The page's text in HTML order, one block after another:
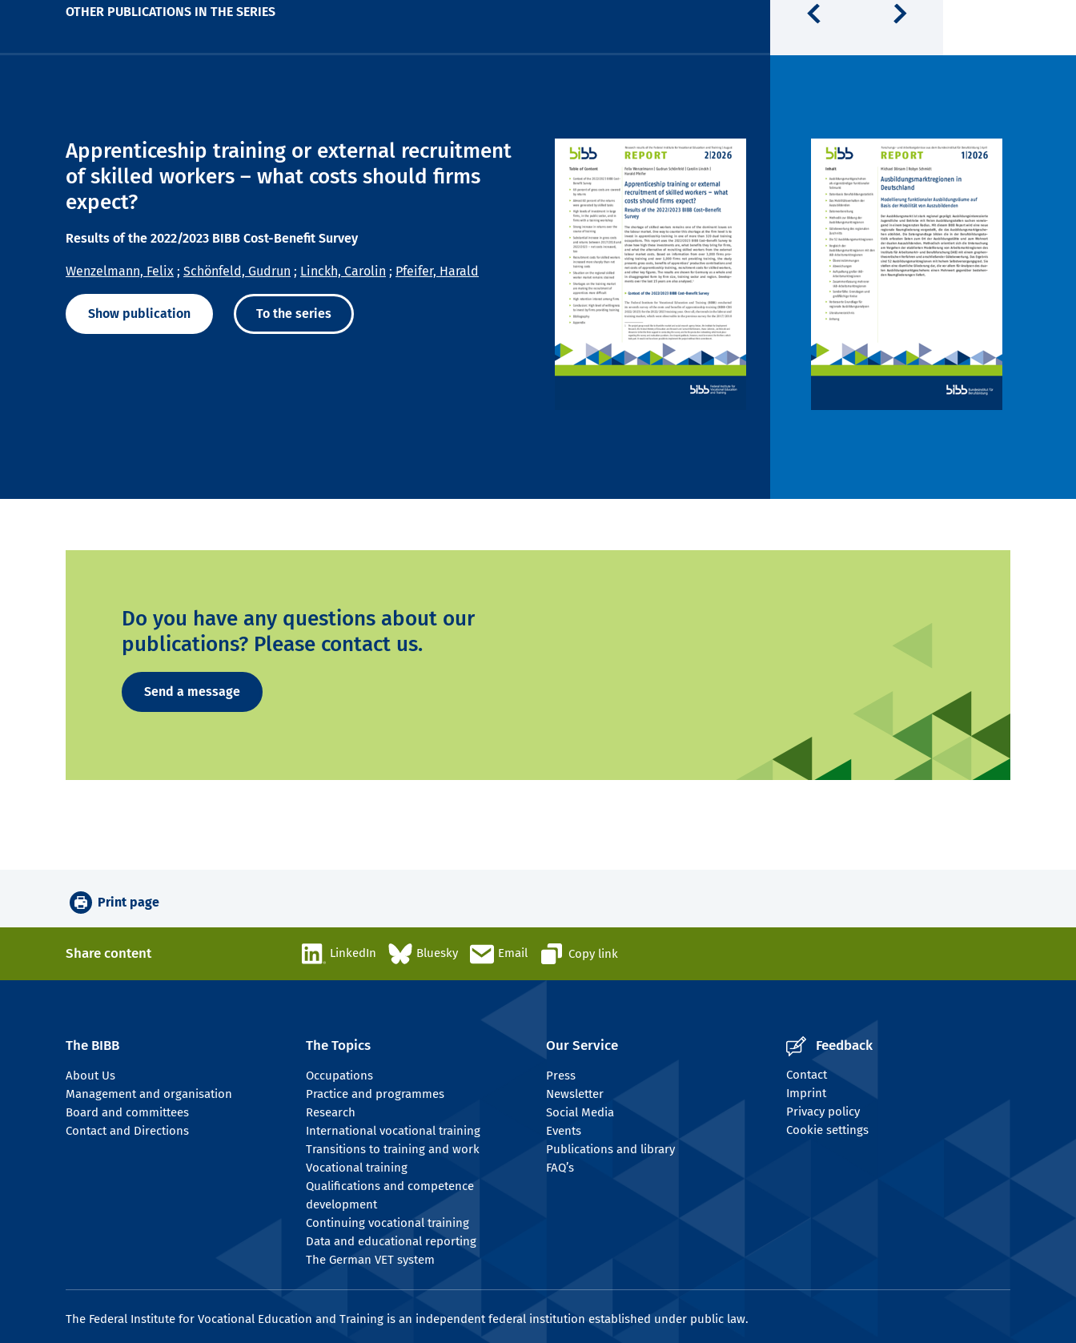
OTHER PUBLICATIONS IN THE SERIES
Apprenticeship training or external recruitment
of skilled workers – what costs should firms
expect?
Results of the 2022/2023 BIBB Cost-Benefit Survey
Wenzelmann, Felix ; Schönfeld, Gudrun ; Linckh, Carolin ; Pfeifer, Harald
Show publication To the series
Do you have any questions about our
publications? Please contact us.
Send a message
Print page
Share content LinkedIn Bluesky Email Copy link
The BIBB
About Us
Management and organisation
Board and committees
Contact and Directions
The Topics
Occupations
Practice and programmes
Research
International vocational training
Transitions to training and work
Vocational training
Qualifications and competence
development
Continuing vocational training
Data and educational reporting
The German VET system
Our Service
Press
Newsletter
Social Media
Events
Publications and library
FAQ’s
Feedback
Contact
Imprint
Privacy policy
Cookie settings
The Federal Institute for Vocational Education and Training is an independent federal institution established under public law.